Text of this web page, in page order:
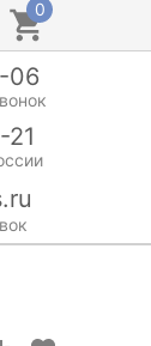
0
06